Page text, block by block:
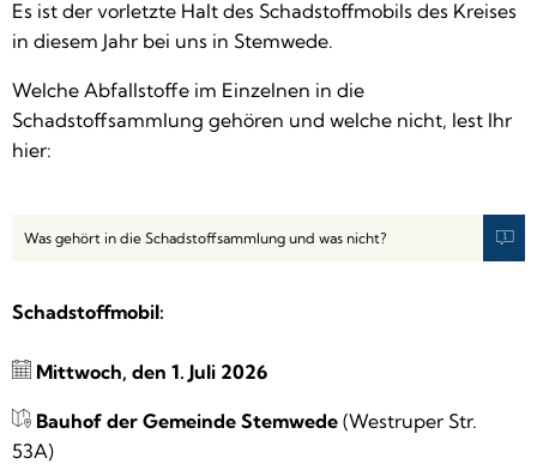
Es ist der vorletzte Halt des Schadstoffmobils des Kreises
in diesem Jahr bei uns in Stemwede.
Welche Abfallstoffe im Einzelnen in die
Schadstoffsammlung gehören und welche nicht, lest Ihr
hier:
Was gehört in die Schadstoffsammlung und was nicht?
Schadstoffmobil:
Mittwoch, den 1. Juli 2026
Bauhof der Gemeinde Stemwede (Westruper Str.
53A)